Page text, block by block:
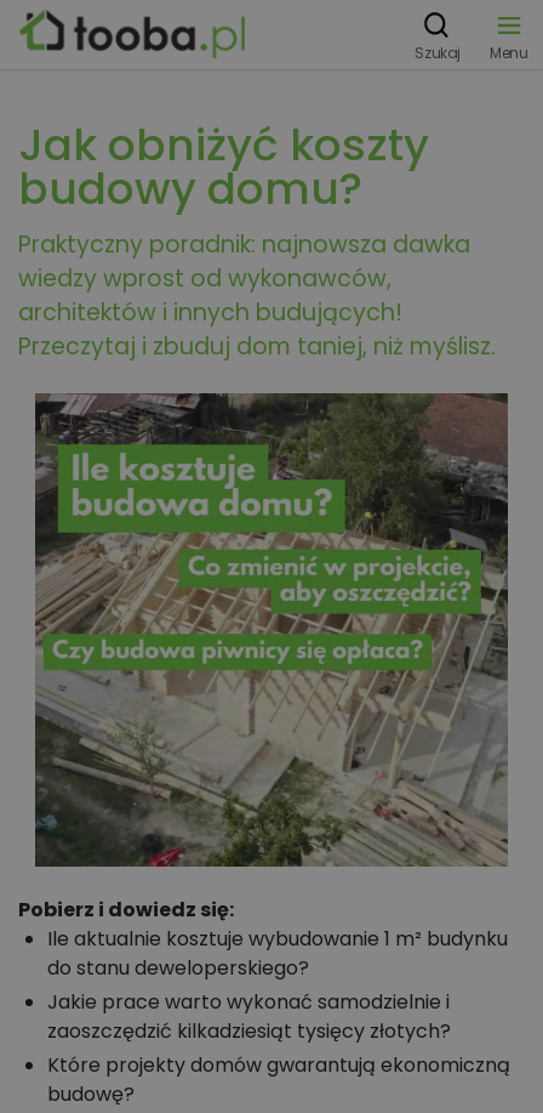
Szukaj Menu
Jak obniżyć koszty
budowy domu?
Praktyczny poradnik: najnowsza dawka
wiedzy wprost od wykonawców,
architektów i innych budujących!
Przeczytaj i zbuduj dom taniej, niż myślisz.
Pobierz i dowiedz się:
Ile aktualnie kosztuje wybudowanie 1 m² budynku
do stanu deweloperskiego?
Jakie prace warto wykonać samodzielnie i
zaoszczędzić kilkadziesiąt tysięcy złotych?
Które projekty domów gwarantują ekonomiczną
budowę?